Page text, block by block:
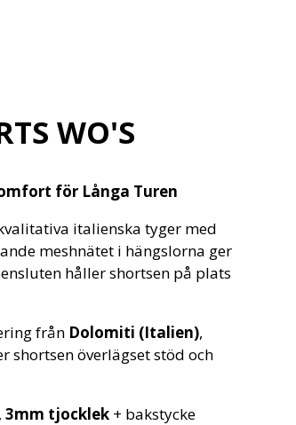
WO'S
för Långa Turen
italienska tyger med
meshnätet i hängslorna ger
håller shortsen på plats
från Dolomiti (Italien),
shortsen överlägset stöd och
, 3mm tjocklek + bakstycke